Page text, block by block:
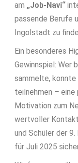
am „Job-Navi“
passende Berufe
Ingolstadt zu
Ein besonderes
Gewinnspiel: Wer
sammelte, konnte
teilnehmen – eine
Motivation zum
wertvoller
und Schüler der
für Juli 2025